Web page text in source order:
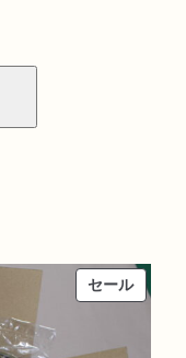
セール販
売